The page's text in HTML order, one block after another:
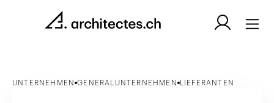
UNTERNEHMEN GENERALUNTERNEHMEN LIEFERANTEN